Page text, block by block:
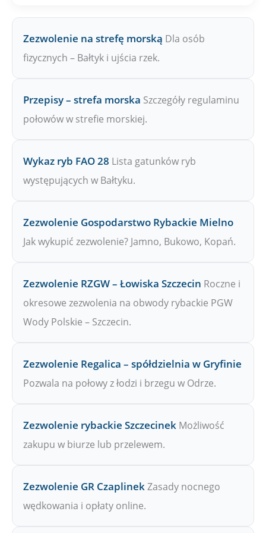
Zezwolenie na strefę morską Dla osób
fizycznych – Bałtyk i ujścia rzek.
Przepisy – strefa morska Szczegóły regulaminu
połowów w strefie morskiej.
Wykaz ryb FAO 28 Lista gatunków ryb
występujących w Bałtyku.
Zezwolenie Gospodarstwo Rybackie Mielno
Jak wykupić zezwolenie? Jamno, Bukowo, Kopań.
Zezwolenie RZGW – Łowiska Szczecin Roczne i
okresowe zezwolenia na obwody rybackie PGW
Wody Polskie – Szczecin.
Zezwolenie Regalica – spółdzielnia w Gryfinie
Pozwala na połowy z łodzi i brzegu w Odrze.
Zezwolenie rybackie Szczecinek Możliwość
zakupu w biurze lub przelewem.
Zezwolenie GR CzaplinekZasady nocnego
wędkowania i opłaty online.